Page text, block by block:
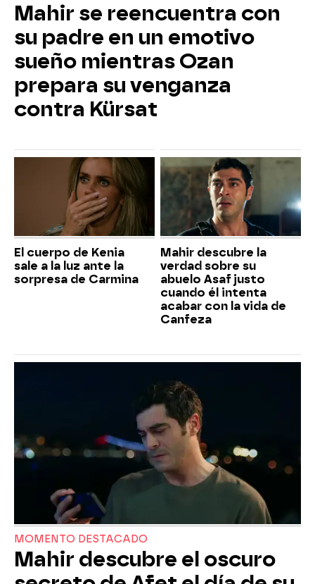
Mahir se reencuentra con
su padre en un emotivo
sueño mientras Ozan
prepara su venganza
contra Kürsat
El cuerpo de Kenia
sale a la luz ante la
sorpresa de Carmina
Mahir descubre la
verdad sobre su
abuelo Asaf justo
cuando él intenta
acabar con la vida de
Canfeza
MOMENTO DESTACADO
Mahir descubre el oscuro